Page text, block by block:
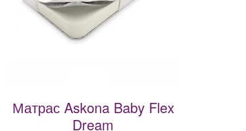
Матрас Askona Baby Flex
Dream